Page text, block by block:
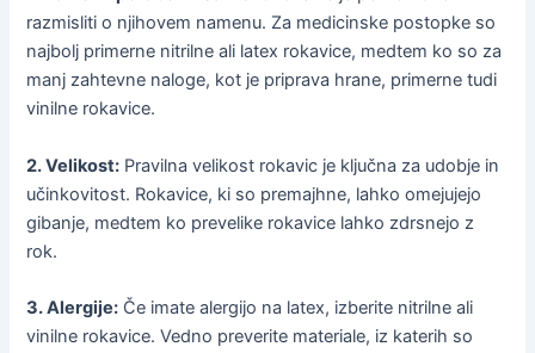
razmisliti o njihovem namenu. Za medicinske postopke so
najbolj primerne nitrilne ali latex rokavice, medtem ko so za
manj zahtevne naloge, kot je priprava hrane, primerne tudi
vinilne rokavice.
2. Velikost: Pravilna velikost rokavic je ključna za udobje in
učinkovitost. Rokavice, ki so premajhne, lahko omejujejo
gibanje, medtem ko prevelike rokavice lahko zdrsnejo z
rok.
3. Alergije: Če imate alergijo na latex, izberite nitrilne ali
vinilne rokavice. Vedno preverite materiale, iz katerih so